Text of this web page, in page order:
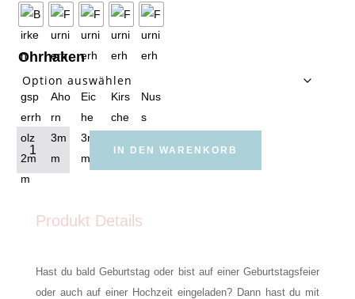
Ohrhaken
HIPP
HIPP
HURRA
IN DEN WARENKORB
Produkt Details
Hast du bald Geburtstag oder bist auf einer Geburtstagsfeier
oder auch auf einer Hochzeit eingeladen? Dann hast du mit